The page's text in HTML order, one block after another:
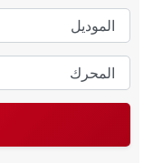
الموديل
المحرك